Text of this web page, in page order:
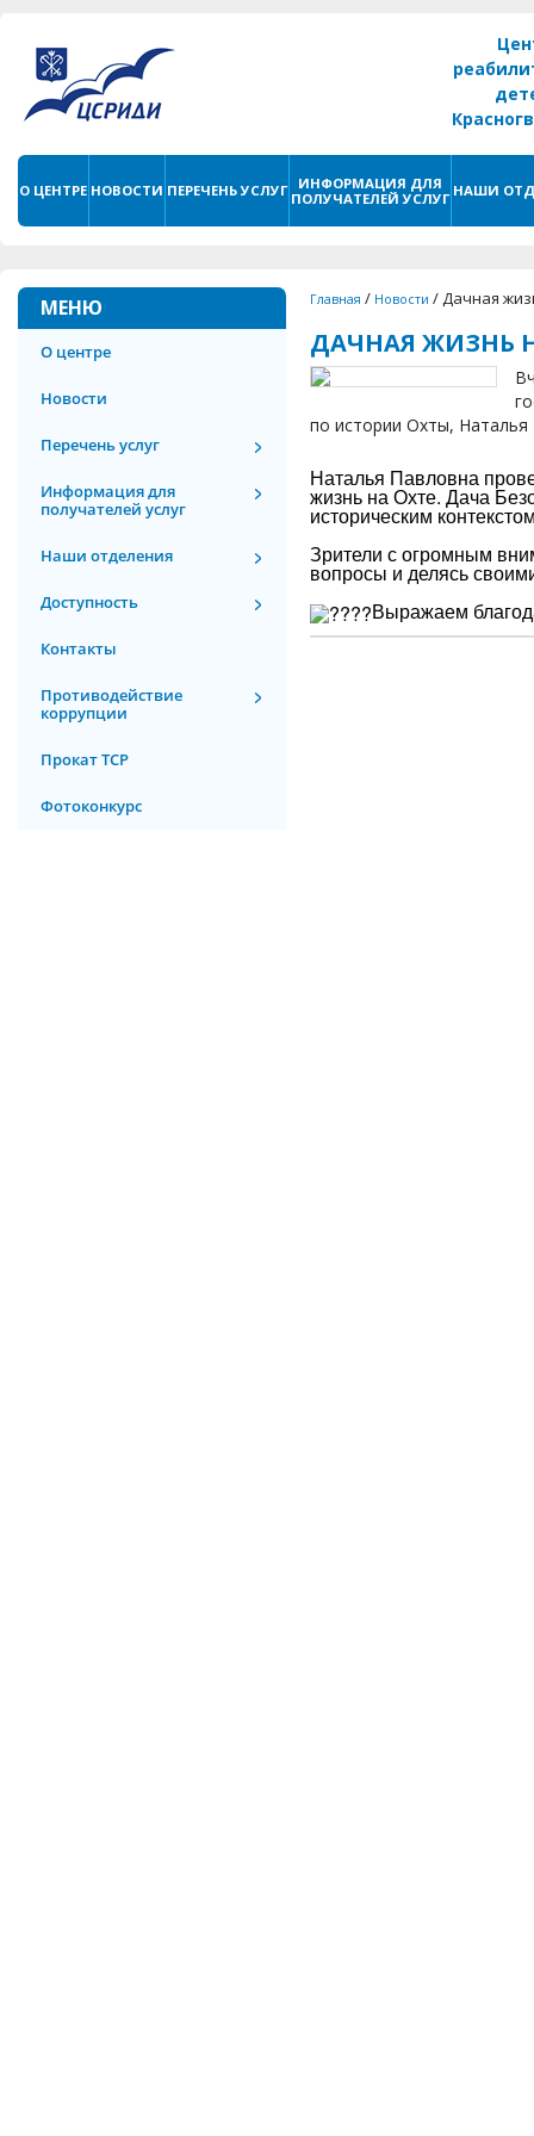
О ЦЕНТРЕ НОВОСТИ ПЕРЕЧЕНЬ УСЛУГ
ИНФОРМАЦИЯ ДЛЯ
ПОЛУЧАТЕЛЕЙ УСЛУГ НАШИ
МЕНЮ
О центре
Новости
Перечень услуг
Информация для
получателей услуг
Наши отделения
Доступность
Контакты
Противодействие
коррупции
Прокат ТСР
Фотоконкурс
Главная / Новости /Дачная
ДАЧНАЯ ЖИЗНЬ
по истории Охты,
Наталья Павловна
жизнь на Охте. Дача
историческим
Зрители с огромным
вопросы и делясь
Выражаем